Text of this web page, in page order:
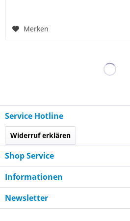
Merken
Service Hotline
Widerruf erklären
Shop Service
Informationen
Newsletter